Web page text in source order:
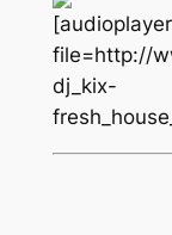
[audioplayer
file=http://
dj_kix-